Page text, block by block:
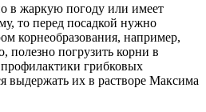
в жаркую погоду или имеет
то перед посадкой нужно
корнеобразования, например,
полезно погрузить корни в
грибковых
выдержать их в растворе Максима